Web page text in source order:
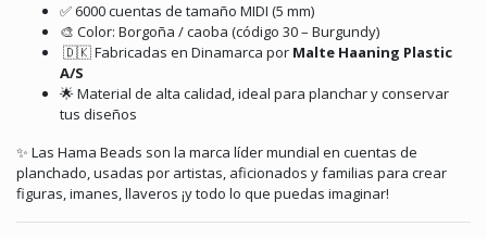
✅ 6000 cuentas de tamaño MIDI (5 mm)
🎨 Color: Borgoña / caoba (código 30 – Burgundy)
🇩🇰 Fabricadas en Dinamarca por Malte Haaning Plastic
A/S
🌟 Material de alta calidad, ideal para planchar y conservar
tus diseños
✨ Las Hama Beads son la marca líder mundial en cuentas de
planchado, usadas por artistas, aficionados y familias para crear
figuras, imanes, llaveros ¡y todo lo que puedas imaginar!